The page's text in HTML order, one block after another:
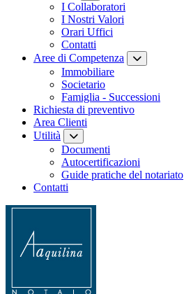
I Collaboratori
I Nostri Valori
Orari Uffici
Contatti
Aree di Competenza
Immobiliare
Societario
Famiglia - Successioni
Richiesta di preventivo
Area Clienti
Utilità
Documenti
Autocertificazioni
Guide pratiche del notariato
Contatti